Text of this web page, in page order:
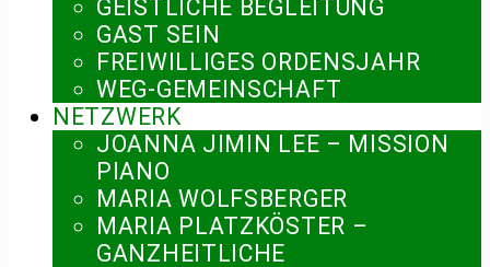
GEISTLICHE BEGLEITUNG
GAST SEIN
FREIWILLIGES ORDENSJAHR
WEG-GEMEINSCHAFT
NETZWERK
JOANNA JIMIN LEE – MISSION
PIANO
MARIA WOLFSBERGER
MARIA PLATZKÖSTER –
GANZHEITLICHE